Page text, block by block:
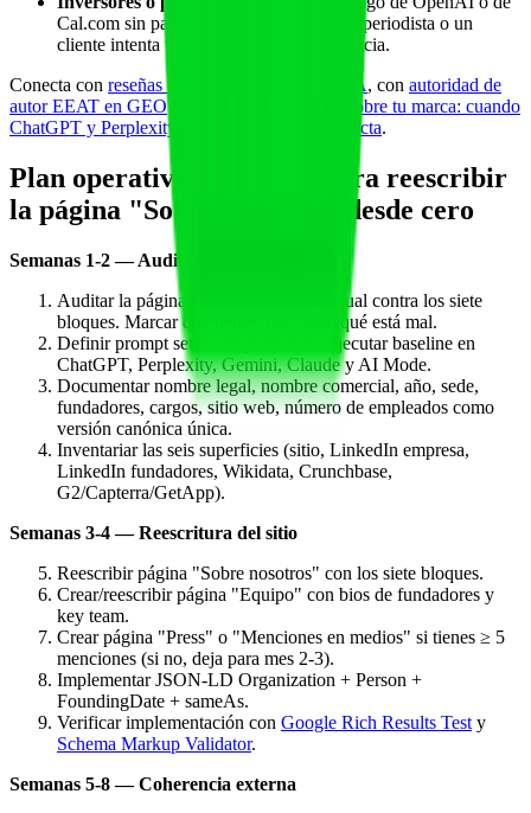
Cal.com sin partnership real. Cuando un periodista o un
cliente intenta verificar, salta la incoherencia.
Conecta con reseñas online y reputación con IA, con autoridad de
autor EEAT en GEOy con
alucinaciones IA sobre tu marca: cuando
ChatGPT y Perplexity dan información incorrecta.
Plan operativo de 90 días para reescribir
la página "Sobre nosotros" desde cero
Semanas 1-2 — Auditoría y baseline
Auditar la página "Sobre nosotros" actual contra los siete
bloques. Marcar qué tienes, qué falta, qué está mal.
Definir prompt set de 40 preguntas. Ejecutar baseline en
ChatGPT, Perplexity, Gemini, Claude y AI Mode.
Documentar nombre legal, nombre comercial, año, sede,
fundadores, cargos, sitio web, número de empleados como
versión canónica única.
Inventariar las seis superficies (sitio, LinkedIn empresa,
LinkedIn fundadores, Wikidata, Crunchbase,
G2/Capterra/GetApp).
Semanas 3-4 — Reescritura del sitio
Reescribir página "Sobre nosotros" con los siete bloques.
Crear/reescribir página "Equipo" con bios de fundadores y
key team.
Crear página "Press" o "Menciones en medios" si tienes ≥ 5
menciones (si no, deja para mes 2-3).
Implementar JSON-LD Organization + Person +
FoundingDate + sameAs.
Verificar implementación con Google Rich Results Test y
Schema Markup Validator.
Semanas 5-8 — Coherencia externa